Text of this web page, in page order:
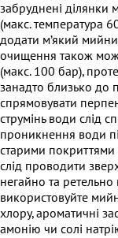
забруднені
(макс. температура
додати м’який
очищення також
(макс. 100 бар),
занадто близько до
спрямовувати
струмінь води слід
проникнення води
старими
слід проводити
негайно та
використовуйте
хлору, ароматичні
амонію чи солі